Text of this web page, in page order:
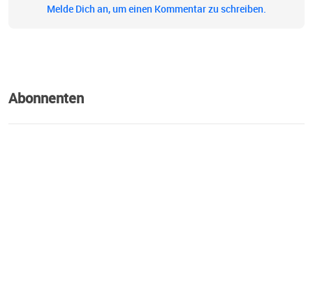
Melde Dich an, um einen Kommentar zu schreiben.
Abonnenten